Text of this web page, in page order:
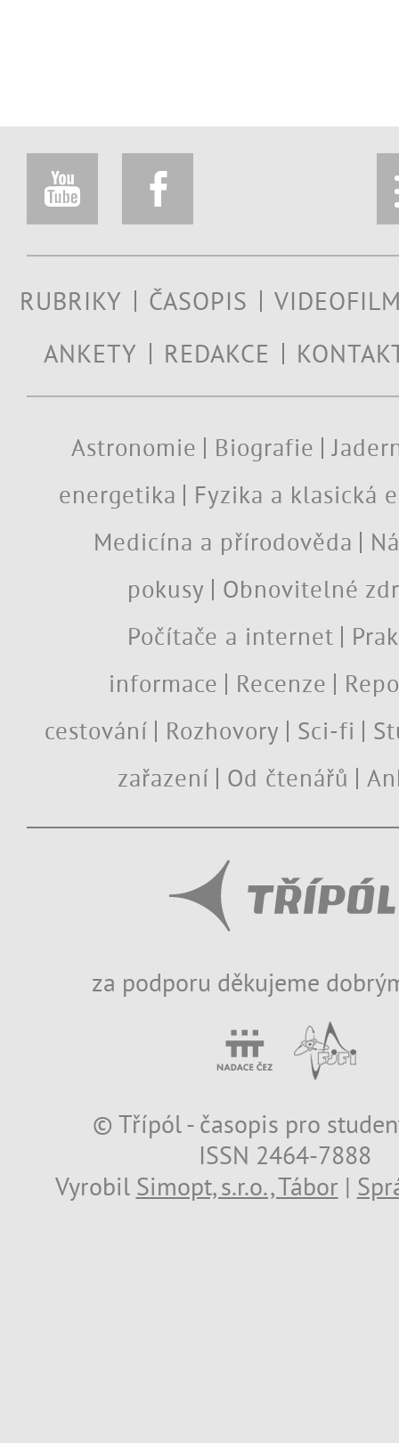
RUBRIKY ČASOPIS
ANKETY
REDAKCE
Astronomie Biografie
energetika
Fyzika a klasická
Medicína a přírodověda
pokusy
Obnovitelné
Počítače a internet
informace
Recenze
cestování
Rozhovory Sci-fi
zařazení
Od čtenářů
za podporu děkujeme
© Třípól - časopis pro
ISSN 2464-7888
Vyrobil Simopt, s.r.o., Tábor |